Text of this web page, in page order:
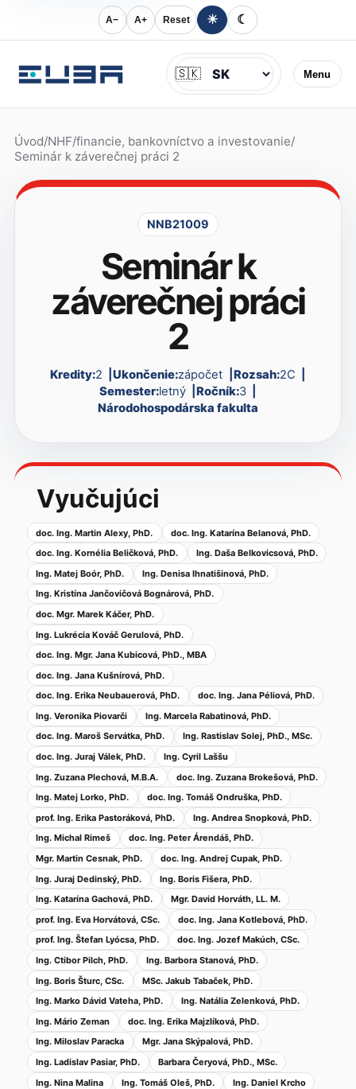
A− A+ Reset ☀ ☾
Menu
Jazyk
🇸🇰
Úvod/NHF/financie, bankovníctvo a investovanie/
Seminár k záverečnej práci 2
NNB21009
Seminár k
záverečnej práci
2
Kredity:2 Ukončenie:zápočet Rozsah:2C
Semester:letný Ročník:3
Národohospodárska fakulta
Vyučujúci
doc. Ing. Martin Alexy, PhD.
doc. Ing. Katarína Belanová, PhD.
doc. Ing. Kornélia Beličková, PhD.
Ing. Daša Belkovicsová, PhD.
Ing. Matej Boór, PhD.
Ing. Denisa Ihnatišinová, PhD.
Ing. Kristína Jančovičová Bognárová, PhD.
doc. Mgr. Marek Káčer, PhD.
Ing. Lukrécia Kováč Gerulová, PhD.
doc. Ing. Mgr. Jana Kubicová, PhD., MBA
doc. Ing. Jana Kušnírová, PhD.
doc. Ing. Erika Neubauerová, PhD.
doc. Ing. Jana Péliová, PhD.
Ing. Veronika Piovarči
Ing. Marcela Rabatinová, PhD.
doc. Ing. Maroš Servátka, PhD.
Ing. Rastislav Solej, PhD., MSc.
doc. Ing. Juraj Válek, PhD.
Ing. Cyril Laššu
Ing. Zuzana Plechová, M.B.A.
doc. Ing. Zuzana Brokešová, PhD.
Ing. Matej Lorko, PhD.
doc. Ing. Tomáš Ondruška, PhD.
prof. Ing. Erika Pastoráková, PhD.
Ing. Andrea Snopková, PhD.
Ing. Michal Rimeš
doc. Ing. Peter Árendáš, PhD.
Mgr. Martin Cesnak, PhD.
doc. Ing. Andrej Cupak, PhD.
Ing. Juraj Dedinský, PhD.
Ing. Boris Fišera, PhD.
Ing. Katarína Gachová, PhD.
Mgr. David Horváth, LL. M.
prof. Ing. Eva Horvátová, CSc.
doc. Ing. Jana Kotlebová, PhD.
prof. Ing. Štefan Lyócsa, PhD.
doc. Ing. Jozef Makúch, CSc.
Ing. Ctibor Pilch, PhD.
Ing. Barbora Stanová, PhD.
Ing. Boris Šturc, CSc.
MSc. Jakub Tabaček, PhD.
Ing. Marko Dávid Vateha, PhD.
Ing. Natália Zelenková, PhD.
Ing. Mário Zeman
doc. Ing. Erika Majzlíková, PhD.
Ing. Miloslav Paracka
Mgr. Jana Skýpalová, PhD.
Ing. Ladislav Pasiar, PhD.
Barbara Čeryová, PhD., MSc.
Ing. Nina Malina
Ing. Tomáš Oleš, PhD.
Ing. Daniel Krcho